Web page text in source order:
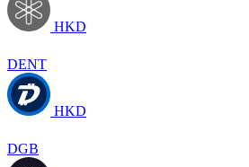
HKD
DENT
HKD
DGB